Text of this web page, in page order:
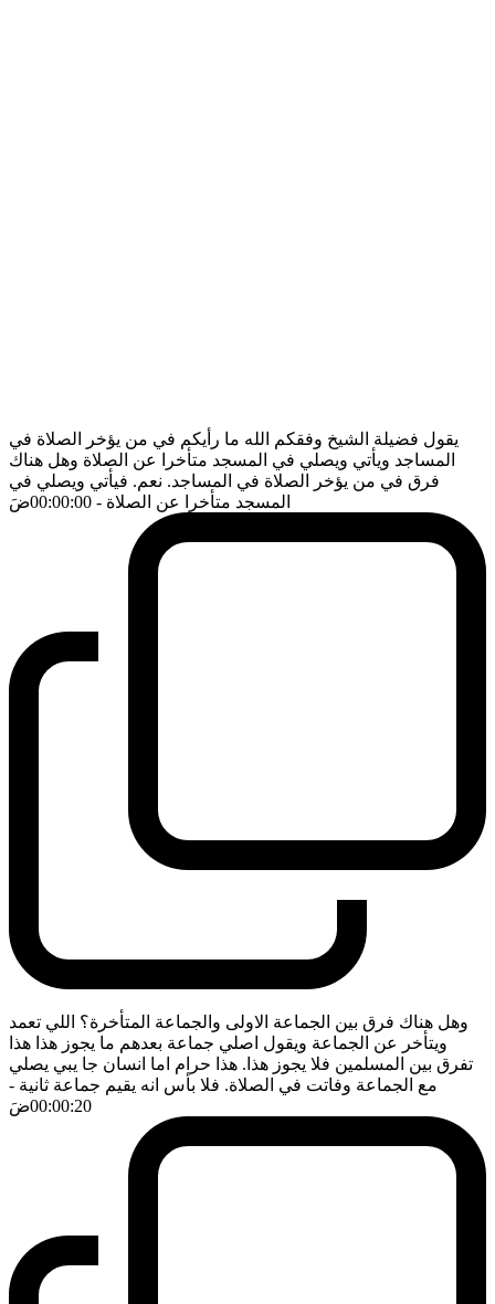
يقول فضيلة الشيخ وفقكم الله ما رأيكم في من يؤخر الصلاة في
المساجد ويأتي ويصلي في المسجد متأخرا عن الصلاة وهل هناك
فرق في من يؤخر الصلاة في المساجد. نعم. فيأتي ويصلي في
المسجد متأخرا عن الصلاة - 00:00:00 ضَ
وهل هناك فرق بين الجماعة الاولى والجماعة المتأخرة؟ اللي تعمد
ويتأخر عن الجماعة ويقول اصلي جماعة بعدهم ما يجوز هذا هذا
تفرق بين المسلمين فلا يجوز هذا. هذا حرام اما انسان جا يبي يصلي
مع الجماعة وفاتت في الصلاة. فلا بأس انه يقيم جماعة ثانية -
00:00:20ضَ